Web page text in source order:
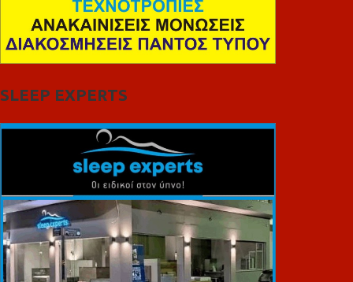
SLEEP EXPERTS